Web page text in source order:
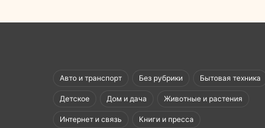
Авто и транспорт Без рубрики Бытовая техника
Детское Дом и дача Животные и растения
Интернет и связь Книги и пресса